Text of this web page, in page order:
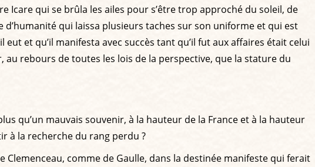
Icare qui se brûla les ailes pour s’être trop approché du soleil, de
qui laissa plusieurs taches sur son uniforme et qui est
et qu’il manifesta avec succès tant qu’il fut aux affaires était celui
rebours de toutes les lois de la perspective, que la stature du
qu’un mauvais souvenir, à la hauteur de la France et à la hauteur
à la recherche du rang perdu ?
comme de Gaulle, dans la destinée manifeste qui ferait